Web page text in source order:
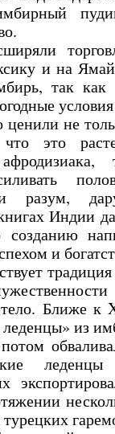
и на
так как
не
это
разум,
Индии
созданию
и
традиция
Ближе к
из
леденцы